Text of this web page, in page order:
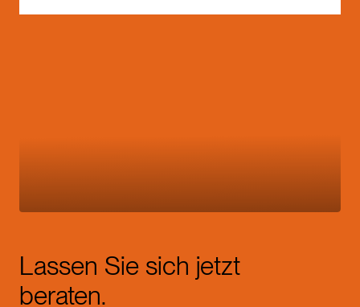
Lassen Sie sich jetzt
beraten.